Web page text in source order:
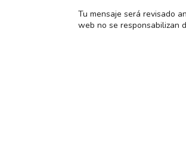
Tu mensaje será revisado
web no se responsabilizan